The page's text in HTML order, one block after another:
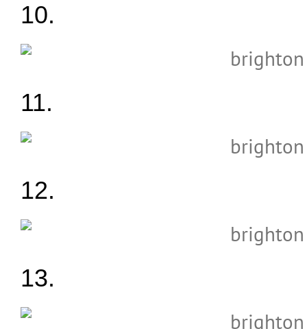
10.
11.
12.
13.